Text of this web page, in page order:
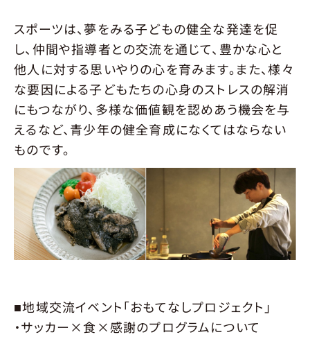
スポーツは、夢をみる子どもの健全な発達を促
し、仲間や指導者との交流を通じて、豊かな心と
他人に対する思いやりの心を育みます。また、様々
な要因による子どもたちの心身のストレスの解消
にもつながり、多様な価値観を認めあう機会を与
えるなど、青少年の健全育成になくてはならない
ものです。
■地域交流イベント「おもてなしプロジェクト」
・サッカー×食×感謝のプログラムについて